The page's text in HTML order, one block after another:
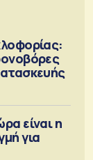
είναι η
για